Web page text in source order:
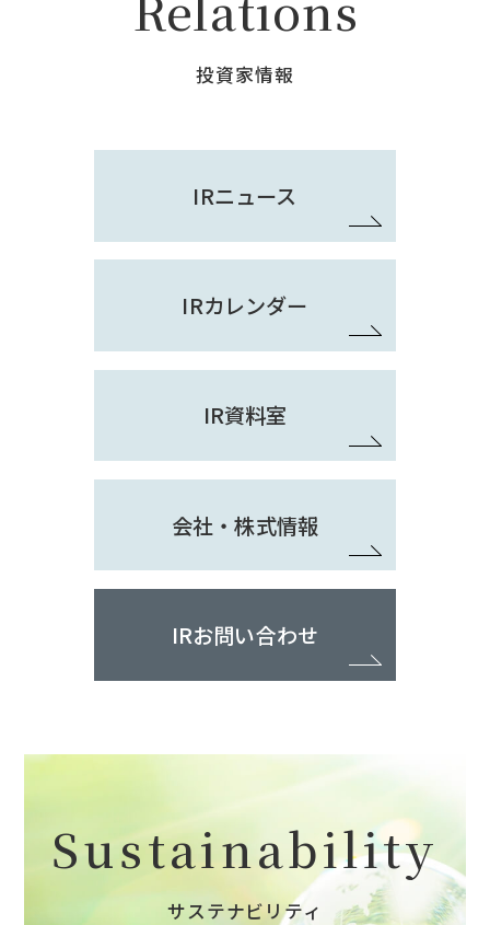
投資家情報
IRニュース
IRカレンダー
IR資料室
会社・株式情報
IRお問い合わせ
Sustainability
サステナビリティ